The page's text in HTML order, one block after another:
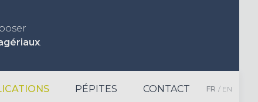
.
PÉPITES CONTACT FR EN